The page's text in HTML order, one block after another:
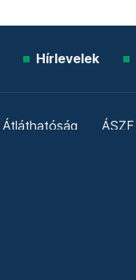
Hírlevelek
Átláthatóság ÁSZF